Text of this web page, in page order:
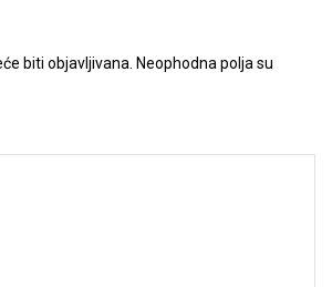
biti objavljivana. Neophodna polja su